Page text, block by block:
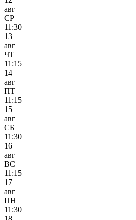
авг
СР
11:30
13
авг
ЧТ
11:15
14
авг
ПТ
11:15
15
авг
СБ
11:30
16
авг
ВС
11:15
17
авг
ПН
11:30